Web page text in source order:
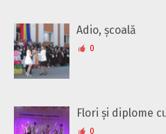
Adio, școală
0
Flori și diplome
0